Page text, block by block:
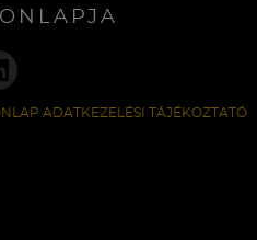
ADATKEZELÉSI TÁJÉKOZTATÓ